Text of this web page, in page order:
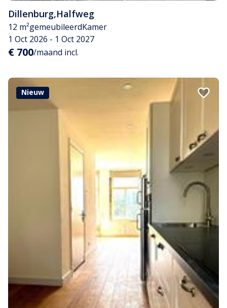
Dillenburg,Halfweg
12 m²gemeubileerdKamer
1 Oct 2026 - 1 Oct 2027
€ 700/maand incl.
Nieuw